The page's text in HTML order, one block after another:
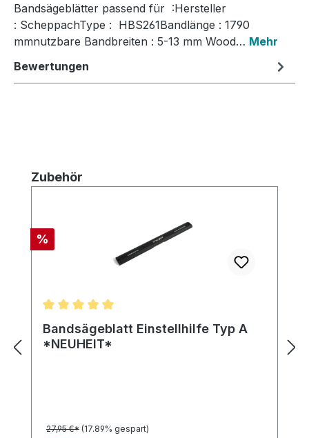
Bandsägeblätter passend für :Hersteller
: ScheppachType : HBS261Bandlänge : 1790
mmnutzbare Bandbreiten : 5-13 mm Wood… Mehr
Bewertungen
Produktgalerie überspringen
Zubehör
Rabatt
%
Durchschnittliche Bewertung von 5 von 5 Sternen
Bandsägeblatt Einstellhilfe Typ A
*NEUHEIT*
27,95 €* (17.89% gespart)